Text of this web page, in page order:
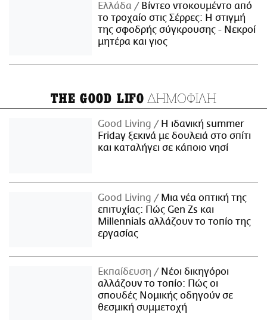
Ελλάδα
Βίντεο ντοκουμέντο από
το τροχαίο στις Σέρρες: Η στιγμή
της σφοδρής σύγκρουσης - Νεκροί
μητέρα και γιος
THE GOOD LIFO ΔΗΜΟΦΙΛΗ
Good Living
Η ιδανική summer
Friday ξεκινά με δουλειά στο σπίτι
και καταλήγει σε κάποιο νησί
Good Living
Μια νέα οπτική της
επιτυχίας: Πώς Gen Zs και
Millennials αλλάζουν το τοπίο της
εργασίας
Εκπαίδευση
Νέοι δικηγόροι
αλλάζουν το τοπίο: Πώς οι
σπουδές Νομικής οδηγούν σε
θεσμική συμμετοχή